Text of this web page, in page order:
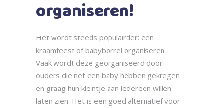
organiseren!
Het wordt steeds populairder: een
kraamfeest of babyborrel organiseren.
Vaak wordt deze georganiseerd door
ouders die net een baby hebben gekregen
en graag hun kleintje aan iedereen willen
laten zien. Het is een goed alternatief voor